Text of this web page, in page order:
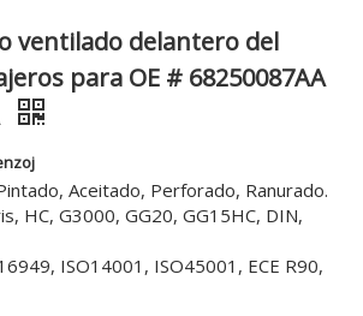
ventilado delantero del
para OE # 68250087AA
Aceitado, Perforado, Ranurado.
HC, G3000, GG20, GG15HC, DIN,
ISO14001, ISO45001, ECE R90,